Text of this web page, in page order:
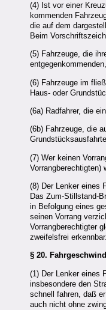
(4) Ist vor einer
kommenden
die auf dem
Beim
(5) Fahrzeuge, die
(6) Fahrzeuge im
Haus- oder
(6a) Radfahrer, die
(6b) Fahrzeuge, die
(7) Wer keinen
(8) Der Lenker eines
Das Zum-Stillstand-
in Befolgung eines
seinen Vorrang
Vorrangberechtigter
zweifelsfrei erkennbar.
§ 20.
(1) Der Lenker eines
insbesondere den
schnell fahren, daß
auch nicht ohne